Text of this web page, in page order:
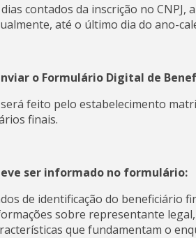
contados da inscrição no
até o último dia do ano-
o Formulário Digital de
feito pelo estabelecimento
finais.
ser informado no formulário:
de identificação do beneficiário
sobre representante
que fundamentam o